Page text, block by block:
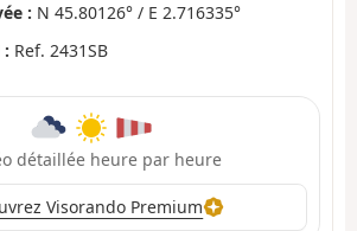
: N 45.80126° / E 2.716335°
: Ref. 2431SB
détaillée heure par heure
Visorando Premium